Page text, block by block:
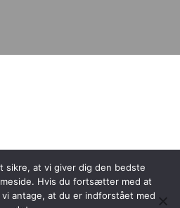
behandling af og
sikre, at vi giver dig den bedste
Hvis du fortsætter med at
antage, at du er indforstået med